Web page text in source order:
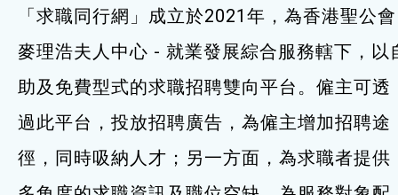
僱主及企業服務
特別服務項目
最新消息
「求職同行網」成立於2021年，為香港聖公會
麥理浩夫人中心 - 就業發展綜合服務轄下，以
助及免費型式的求職招聘雙向平台。僱主可透
過此平台，投放招聘廣告，為僱主增加招聘途
徑，同時吸納人才；另一方面，為求職者提供